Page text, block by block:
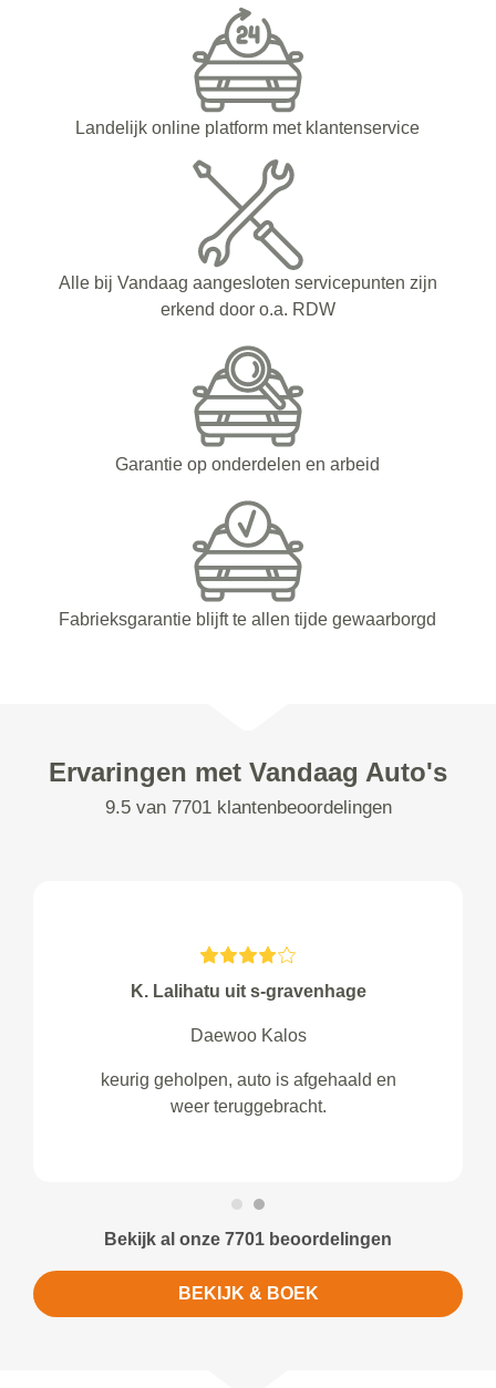
Landelijk online platform met klantenservice
Alle bij Vandaag aangesloten servicepunten zijn
erkend door o.a. RDW
Garantie op onderdelen en arbeid
Fabrieksgarantie blijft te allen tijde gewaarborgd
Ervaringen met Vandaag Auto's
9.5 van 7701 klantenbeoordelingen
K. Lalihatu uit s-gravenhage
Daewoo Kalos
keurig geholpen, auto is afgehaald en
weer teruggebracht.
Bekijk al onze 7701 beoordelingen
BEKIJK & BOEK